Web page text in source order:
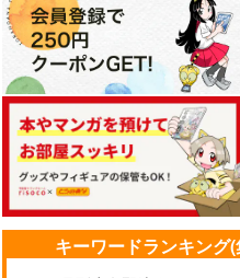
キーワードランキング